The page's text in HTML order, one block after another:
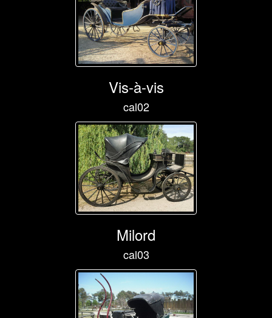
Vis-à-vis
cal02
Milord
cal03